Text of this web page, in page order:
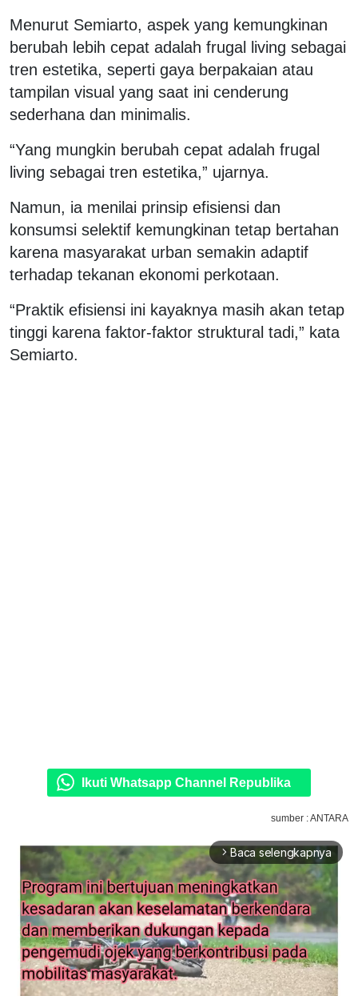
Menurut Semiarto, aspek yang kemungkinan
berubah lebih cepat adalah frugal living sebagai
tren estetika, seperti gaya berpakaian atau
tampilan visual yang saat ini cenderung
sederhana dan minimalis.
“Yang mungkin berubah cepat adalah frugal
living sebagai tren estetika,” ujarnya.
Namun, ia menilai prinsip efisiensi dan
konsumsi selektif kemungkinan tetap bertahan
karena masyarakat urban semakin adaptif
terhadap tekanan ekonomi perkotaan.
“Praktik efisiensi ini kayaknya masih akan tetap
tinggi karena faktor-faktor struktural tadi,” kata
Semiarto.
Ikuti Whatsapp Channel Republika
sumber : ANTARA
arrow_forward_ios Baca selengkapnya